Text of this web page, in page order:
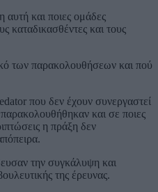
και ποιες ομάδες
και τους
των παρακολουθήσεων και πού
που δεν έχουν συνεργαστεί
και σε ποιες
η πράξη δεν
την συγκάλυψη και
της έρευνας.